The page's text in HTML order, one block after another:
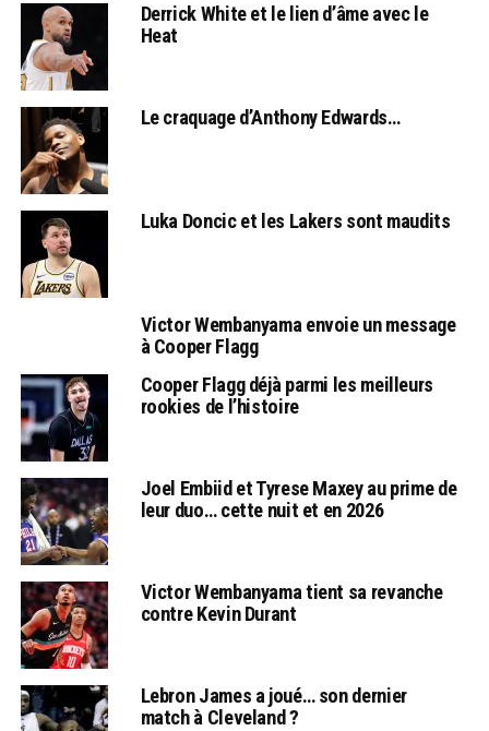
Derrick White et le lien d’âme avec le
Heat
Le craquage d’Anthony Edwards…
Luka Doncic et les Lakers sont maudits
Victor Wembanyama envoie un message
à Cooper Flagg
Cooper Flagg déjà parmi les meilleurs
rookies de l’histoire
Joel Embiid et Tyrese Maxey au prime de
leur duo… cette nuit et en 2026
Victor Wembanyama tient sa revanche
contre Kevin Durant
Lebron James a joué… son dernier
match à Cleveland ?